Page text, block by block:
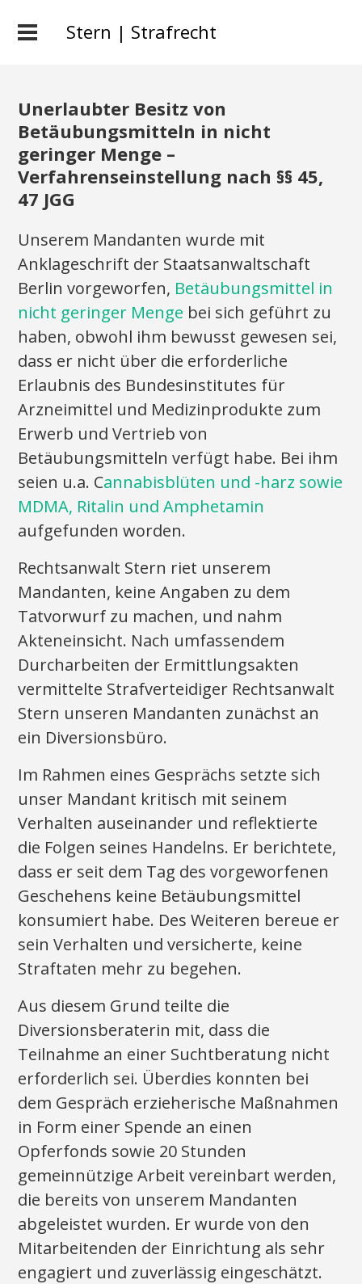
Stern | Strafrecht
Unerlaubter Besitz von
Betäubungsmitteln in nicht
geringer Menge –
Verfahrenseinstellung nach §§ 45,
47 JGG
Unserem Mandanten wurde mit
Anklageschrift der Staatsanwaltschaft
Berlin vorgeworfen, Betäubungsmittel in
nicht geringer Menge bei sich geführt zu
haben, obwohl ihm bewusst gewesen sei,
dass er nicht über die erforderliche
Erlaubnis des Bundesinstitutes für
Arzneimittel und Medizinprodukte zum
Erwerb und Vertrieb von
Betäubungsmitteln verfügt habe. Bei ihm
seien u.a. Cannabisblüten und -harz sowie
MDMA, Ritalin und Amphetamin
aufgefunden worden.
Rechtsanwalt Stern riet unserem
Mandanten, keine Angaben zu dem
Tatvorwurf zu machen, und nahm
Akteneinsicht. Nach umfassendem
Durcharbeiten der Ermittlungsakten
vermittelte Strafverteidiger Rechtsanwalt
Stern unseren Mandanten zunächst an
ein Diversionsbüro.
Im Rahmen eines Gesprächs setzte sich
unser Mandant kritisch mit seinem
Verhalten auseinander und reflektierte
die Folgen seines Handelns. Er berichtete,
dass er seit dem Tag des vorgeworfenen
Geschehens keine Betäubungsmittel
konsumiert habe. Des Weiteren bereue er
sein Verhalten und versicherte, keine
Straftaten mehr zu begehen.
Aus diesem Grund teilte die
Diversionsberaterin mit, dass die
Teilnahme an einer Suchtberatung nicht
erforderlich sei. Überdies konnten bei
dem Gespräch erzieherische Maßnahmen
in Form einer Spende an einen
Opferfonds sowie 20 Stunden
gemeinnützige Arbeit vereinbart werden,
die bereits von unserem Mandanten
abgeleistet wurden. Er wurde von den
Mitarbeitenden der Einrichtung als sehr
engagiert und zuverlässig eingeschätzt.